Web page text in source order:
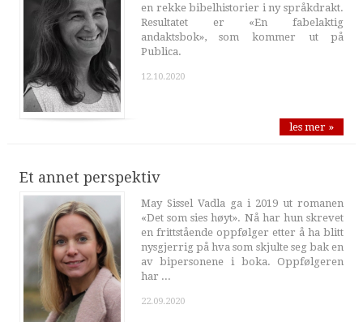
en rekke bibelhistorier i ny språkdrakt.
Resultatet er «En fabelaktig
andaktsbok», som kommer ut på
Publica.
12.10.2020
les mer »
Et annet perspektiv
May Sissel Vadla ga i 2019 ut romanen
«Det som sies høyt». Nå har hun skrevet
en frittstående oppfølger etter å ha blitt
nysgjerrig på hva som skjulte seg bak en
av bipersonene i boka. Oppfølgeren
har ...
22.09.2020